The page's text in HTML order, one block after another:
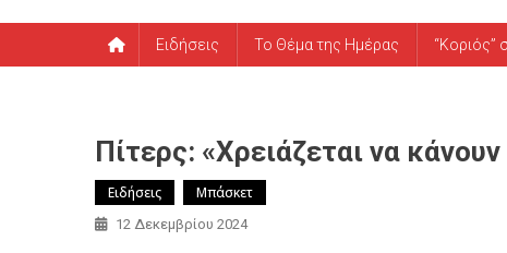
Ειδήσεις Το Θέμα της Ημέρας “Κοριός”
Πίτερς: «Χρειάζεται να
Ειδήσεις Μπάσκετ
12 Δεκεμβρίου 2024